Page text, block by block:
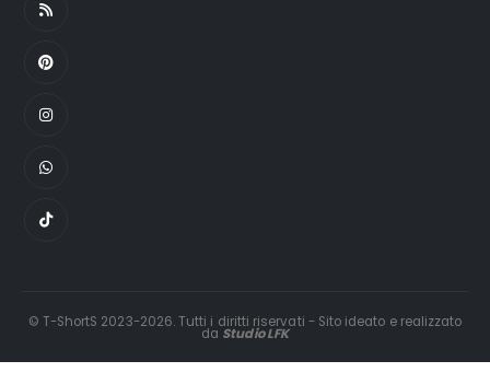
© T-ShortS 2023-2026. Tutti i diritti riservati - Sito ideato e realizzato
da Studio LFK